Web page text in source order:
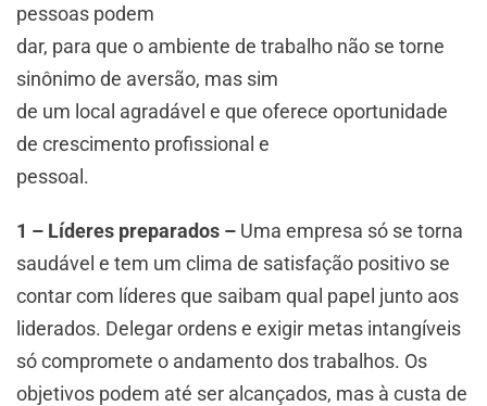
pessoas podem
dar, para que o ambiente de trabalho não se torne
sinônimo de aversão, mas sim
de um local agradável e que oferece oportunidade
de crescimento profissional e
pessoal.
1 – Líderes preparados – Uma empresa só se torna
saudável e tem um clima de satisfação positivo se
contar com líderes que saibam qual papel junto aos
liderados. Delegar ordens e exigir metas intangíveis
só compromete o andamento dos trabalhos. Os
objetivos podem até ser alcançados, mas à custa de